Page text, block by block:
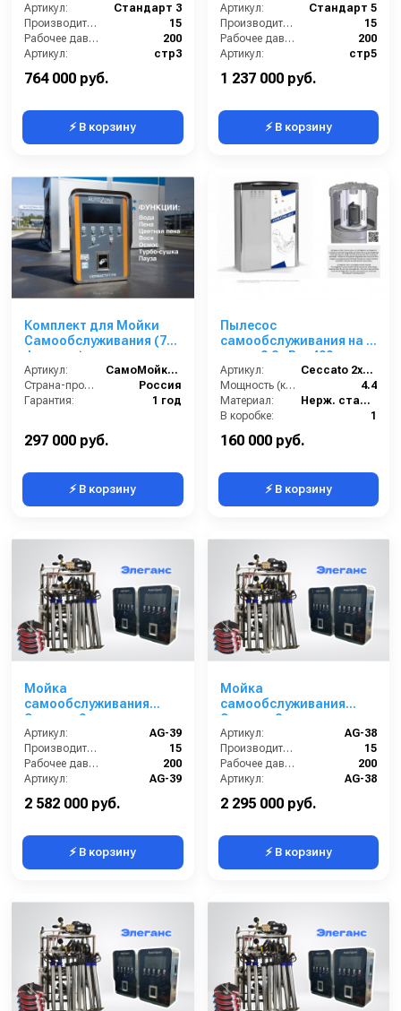
Артикул:
Стандарт 3
Производительность (л/мин):
15
Рабочее давление (бар):
200
Артикул:
стр3
764 000 руб.
⚡ В корзину
Артикул:
Стандарт 5
Производительность (л/мин):
15
Рабочее давление (бар):
200
Артикул:
стр5
1 237 000 руб.
⚡ В корзину
Комплект для Мойки
Самообслуживания (7
функции)
Артикул:
СамоМойки (7 функции)
Страна-производитель:
Россия
Гарантия:
1 год
297 000 руб.
⚡ В корзину
Пылесос
самообслуживания на 2
поста 2,2 кВт- 400
Артикул:
Ceccato 2х2,2 А 44.0160
Мощность (кВт):
4.4
Материал:
Нерж. сталь 304
В коробке:
1
160 000 руб.
⚡ В корзину
Мойка
самообслуживания
Элеганс 9 постов
Артикул:
AG-39
Производительность (л/мин):
15
Рабочее давление (бар):
200
Артикул:
AG-39
2 582 000 руб.
⚡ В корзину
Мойка
самообслуживания
Элеганс 8 постов
Артикул:
AG-38
Производительность (л/мин):
15
Рабочее давление (бар):
200
Артикул:
AG-38
2 295 000 руб.
⚡ В корзину